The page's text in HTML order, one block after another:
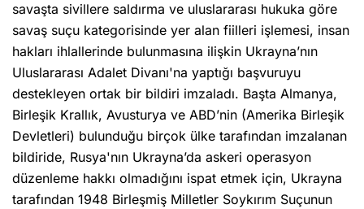
savaşta sivillere saldırma ve uluslararası hukuka göre
savaş suçu kategorisinde yer alan fiilleri işlemesi, insan
hakları ihlallerinde bulunmasına ilişkin Ukrayna’nın
Uluslararası Adalet Divanı'na yaptığı başvuruyu
destekleyen ortak bir bildiri imzaladı. Başta Almanya,
Birleşik Krallık, Avusturya ve ABD’nin (Amerika Birleşik
Devletleri) bulunduğu birçok ülke tarafından imzalanan
bildiride, Rusya'nın Ukrayna’da askeri operasyon
düzenleme hakkı olmadığını ispat etmek için, Ukrayna
tarafından 1948 Birleşmiş Milletler Soykırım Suçunun